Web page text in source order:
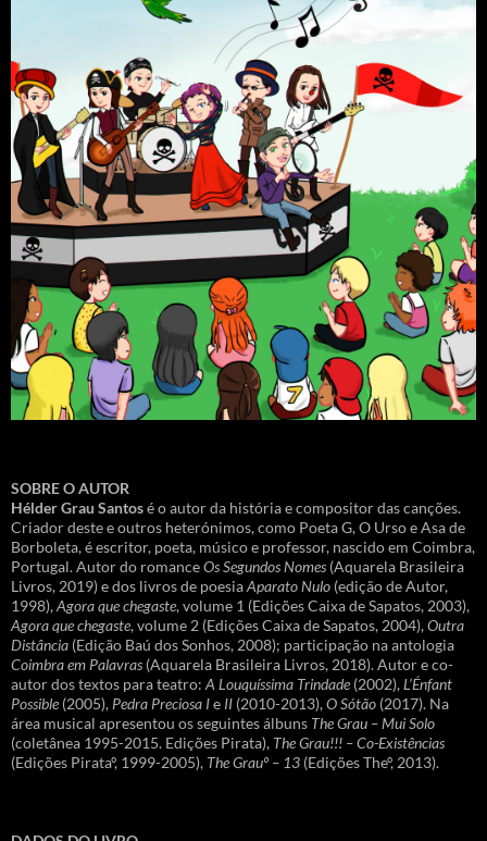
SOBRE O AUTOR
Hélder Grau Santosé o autor da história e compositor das canções.
Criador deste e outros heterónimos, como Poeta G, O Urso e Asa de
Borboleta, é escritor, poeta, músico e professor, nascido em Coimbra,
Portugal. Autor do romanceOs Segundos Nomes (Aquarela Brasileira
Livros, 2019) e dos livros de poesiaAparato Nulo (edição de Autor,
1998),Agora que chegaste, volume 1 (Edições Caixa de Sapatos, 2003),
Agora que chegaste, volume 2 (Edições Caixa de Sapatos, 2004),Outra
Distância (Edição Baú dos Sonhos, 2008); participação na antologia
Coimbra em Palavras (Aquarela Brasileira Livros, 2018). Autor e co-
autor dos textos para teatro: A Louquíssima Trindade (2002),L’Énfant
Possible (2005), Pedra Preciosa Ie II (2010-2013),O Sótão (2017). Na
área musical apresentou os seguintes álbuns The Grau – Mui Solo
(coletânea 1995-2015. Edições Pirata), The Grau!!! – Co-Existências
(Edições Pirataº, 1999-2005), The Grauº – 13 (Edições Theº, 2013).